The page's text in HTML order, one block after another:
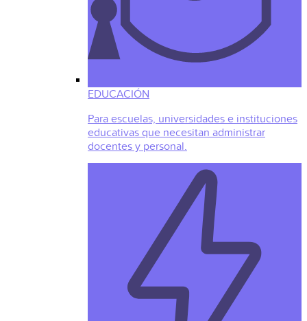
EDUCACIÓN
Para escuelas, universidades e instituciones
educativas que necesitan administrar
docentes y personal.